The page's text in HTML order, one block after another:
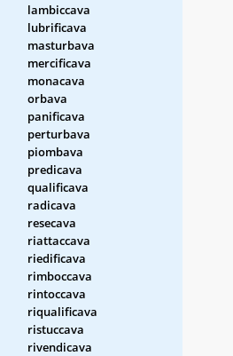
lambiccava
lubrificava
masturbava
mercificava
monacava
orbava
panificava
perturbava
piombava
predicava
qualificava
radicava
resecava
riattaccava
riedificava
rimboccava
rintoccava
riqualificava
ristuccava
rivendicava